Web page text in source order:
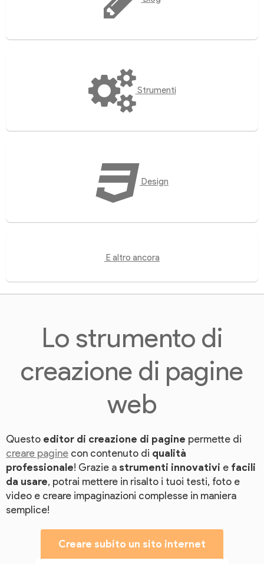
Strumenti
Design
E altro ancora
Lo strumento di
creazione di pagine
web
Questo editor di creazione di pagine permette di
creare pagine con contenuto di qualità
professionale! Grazie astrumenti innovativi e facili
da usare, potrai mettere in risalto i tuoi testi, foto e
video e creare impaginazioni complesse in maniera
semplice!
Creare subito un sito internet